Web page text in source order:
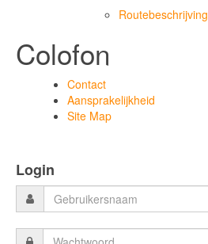
Routebeschrijving
Colofon
Contact
Aansprakelijkheid
Site Map
Login